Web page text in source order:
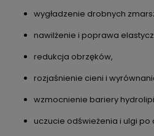
wygładzenie drobnych
nawilżenie i poprawa
redukcja obrzęków,
rozjaśnienie cieni i
wzmocnienie bariery
uczucie odświeżenia i ulgi po